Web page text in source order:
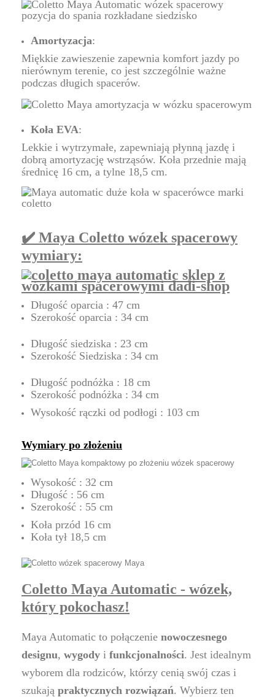
Amortyzacja:
Miękkie zawieszenie zapewnia komfort jazdy po
nierównym terenie, co jest szczególnie ważne
podczas długich spacerów.
Koła EVA:
Lekkie i wytrzymałe, zapewniają płynną jazdę i
dobrą amortyzację wstrząsów. Koła przednie mają
średnicę 16 cm, a tylne 18,5 cm.
✔️ Maya Coletto wózek spacerowy
wymiary:
Długość oparcia : 47 cm
Szerokość oparcia : 34 cm
Długość siedziska : 23 cm
Szerokość Siedziska : 34 cm
Długość podnóżka : 18 cm
Szerokość podnóżka : 34 cm
Wysokość rączki od podłogi : 103 cm
Wymiary po złożeniu
Wysokość : 32 cm
Długość : 56 cm
Szerokość : 55 cm
Koła przód 16 cm
Koła tył 18,5 cm
Coletto Maya Automatic - wózek,
który pokochasz!
Maya Automatic to połączenie nowoczesnego
designu, wygody i funkcjonalności. Jest idealnym
wyborem dla rodziców, którzy cenią swój czas i
szukają praktycznych rozwiązań. Wybierz ten